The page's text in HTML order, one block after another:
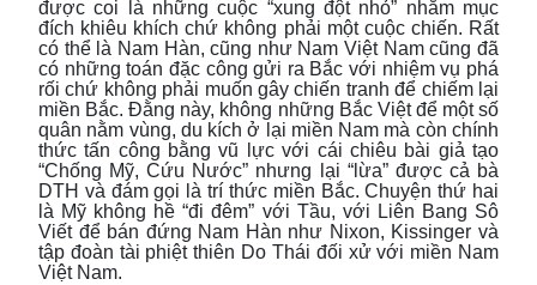
được coi là những cuộc “xung đột nhỏ” nhằm mục
đích khiêu khích chứ không phải một cuộc chiến. Rất
có thể là Nam Hàn, cũng như Nam Việt Nam cũng đã
có những toán đặc công gửi ra Bắc với nhiệm vụ phá
rối chứ không phải muốn gây chiến tranh để chiếm lại
miền Bắc. Đằng này, không những Bắc Việt để một số
quân nằm vùng, du kích ở lại miền Nam mà còn chính
thức tấn công bằng vũ lực với cái chiêu bài giả tạo
“Chống Mỹ, Cứu Nước” nhưng lại “lừa” được cả bà
DTH và đám gọi là trí thức miền Bắc. Chuyện thứ hai
là Mỹ không hề “đi đêm” với Tầu, với Liên Bang Sô
Viết để bán đứng Nam Hàn như Nixon, Kissinger và
tập đoàn tài phiệt thiên Do Thái đối xử với miền Nam
Việt Nam.